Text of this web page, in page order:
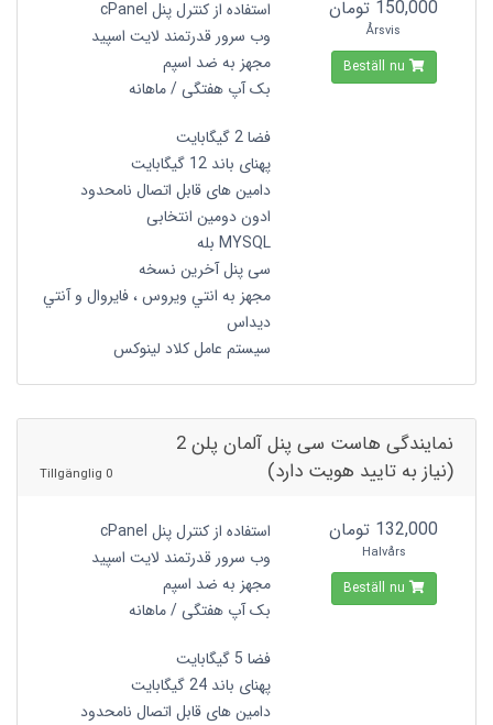
استفاده از کنترل پنل cPanel
وب سرور قدرتمند لایت اسپید
مجهز به ضد اسپم
بک آپ هفتگی / ماهانه
فضا 2 گیگابایت
پهنای باند 12 گیگابایت
دامین های قابل اتصال نامحدود
ادون دومین انتخابی
MYSQL بله
سی پنل آخرین نسخه
مجهز به انتي ويروس ، فايروال و آنتي
ديداس
سیستم عامل کلاد لینوکس
150,000 تومان
Årsvis
نمایندگی هاست سی پنل آلمان پلن 2
(نیاز به تایید هویت دارد)
0 Tillgänglig
استفاده از کنترل پنل cPanel
وب سرور قدرتمند لایت اسپید
مجهز به ضد اسپم
بک آپ هفتگی / ماهانه
فضا 5 گیگابایت
پهنای باند 24 گیگابایت
دامین های قابل اتصال نامحدود
132,000 تومان
Halvårs